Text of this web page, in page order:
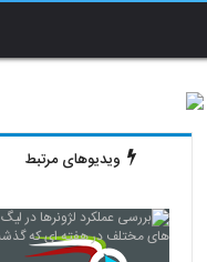
ویدیوهای مرتبط